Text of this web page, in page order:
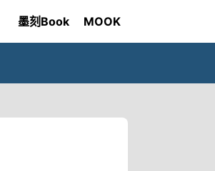
墨刻Book MOOK